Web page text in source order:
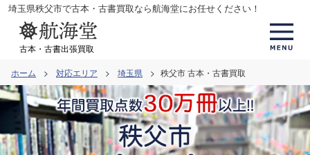
コ
ツ
へ
キ
埼玉県秩父市で古本・古書買取なら航海堂にお任せください！
古本・古書出張買取
ホーム 対応エリア 埼玉県 秩父市 古本・古書買取